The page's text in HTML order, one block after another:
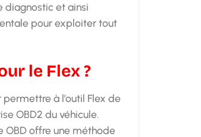
diagnostic et ainsi
pour exploiter tout
le Flex ?
à l’outil Flex de
OBD2 du véhicule.
OBD offre une méthode